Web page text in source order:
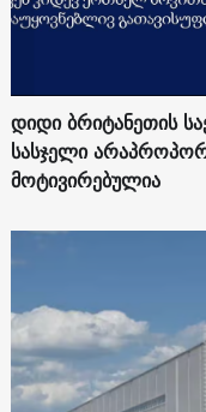
დიდი ბრიტანეთის
სასჯელი
მოტივირებულია